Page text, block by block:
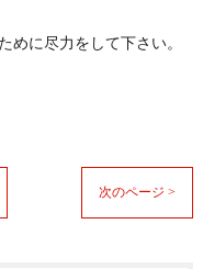
めに尽力をして下さい。
次のページ >